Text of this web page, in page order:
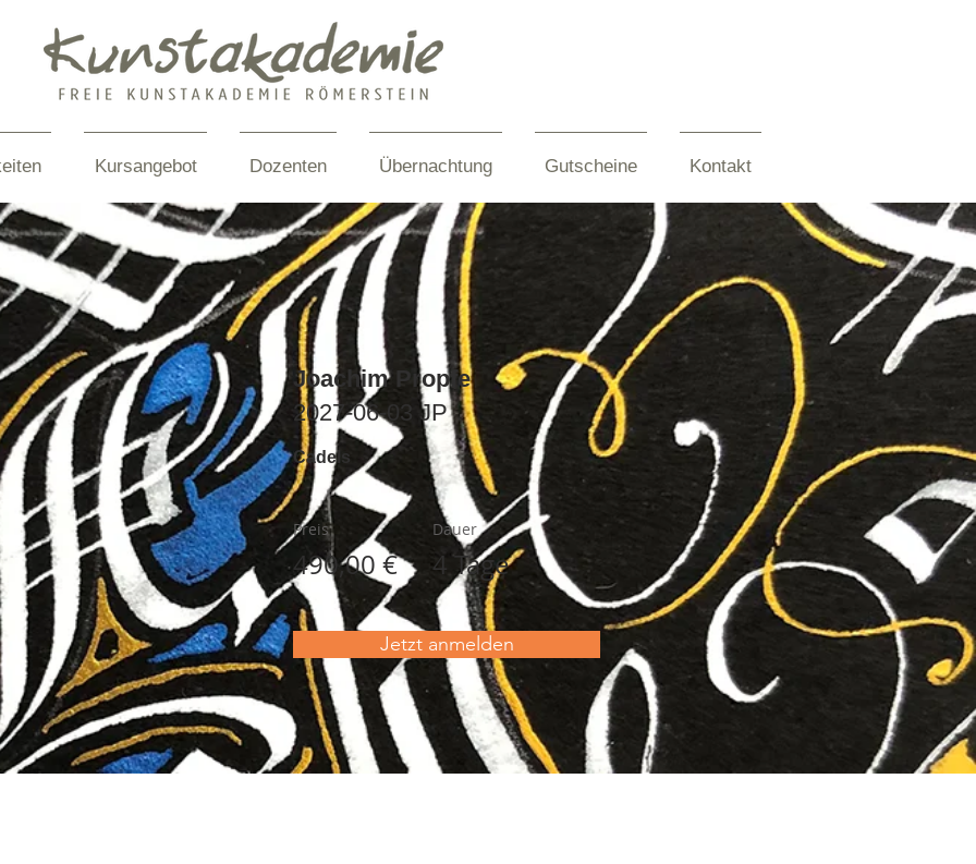
Kursangebot Dozenten Übernachtung Gutscheine Kontakt
Joachim Propfe
2027-06-03 JP
Cadels
Preis
490,00 €
Dauer
4 Tage
Jetzt anmelden